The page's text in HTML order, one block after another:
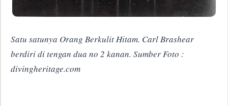
Satu satunya Orang Berkulit Hitam. Carl Brashear
berdiri di tengan dua no 2 kanan. Sumber Foto :
divingheritage.com